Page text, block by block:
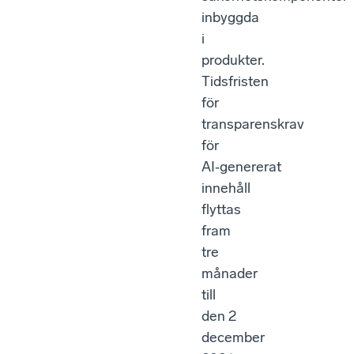
inbyggda
i
produkter.
Tidsfristen
för
transparenskrav
för
AI‑genererat
innehåll
flyttas
fram
tre
månader
till
den 2
december